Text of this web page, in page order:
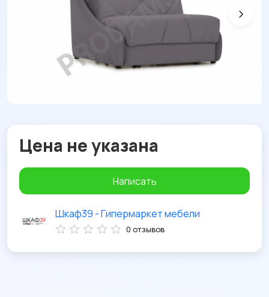
Цена не указана
Написать
Шкаф39 - Гипермаркет мебели
0 отзывов